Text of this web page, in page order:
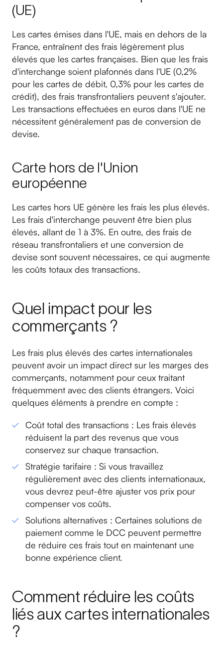
(UE)
Les cartes émises dans l'UE, mais en dehors de la
France, entraînent des frais légèrement plus
élevés que les cartes françaises. Bien que les frais
d'interchange soient plafonnés dans l'UE (0,2%
pour les cartes de débit, 0,3% pour les cartes de
crédit), des frais transfrontaliers peuvent s'ajouter.
Les transactions effectuées en euros dans l'UE ne
nécessitent généralement pas de conversion de
devise.
Carte hors de l'Union
européenne
Les cartes hors UE génère les frais les plus élevés.
Les frais d'interchange peuvent être bien plus
élevés, allant de 1 à 3%. En outre, des frais de
réseau transfrontaliers et une conversion de
devise sont souvent nécessaires, ce qui augmente
les coûts totaux des transactions.
Quel impact pour les
commerçants ?
Les frais plus élevés des cartes internationales
peuvent avoir un impact direct sur les marges des
commerçants, notamment pour ceux traitant
fréquemment avec des clients étrangers. Voici
quelques éléments à prendre en compte :
Coût total des transactions : Les frais élevés
réduisent la part des revenus que vous
conservez sur chaque transaction.
Stratégie tarifaire : Si vous travaillez
régulièrement avec des clients internationaux,
vous devrez peut-être ajuster vos prix pour
compenser vos coûts.
Solutions alternatives : Certaines solutions de
paiement comme le DCC peuvent permettre
de réduire ces frais tout en maintenant une
bonne expérience client.
Comment réduire les coûts
liés aux cartes internationales
?